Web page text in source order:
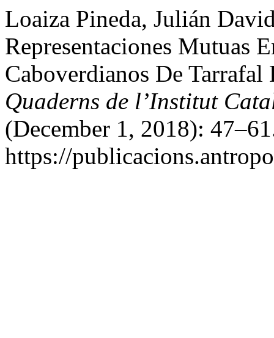
Loaiza Pineda, Julián
Representaciones Mutuas
Caboverdianos De Tarrafal
Quaderns de l’Institut
(December 1, 2018):
https://